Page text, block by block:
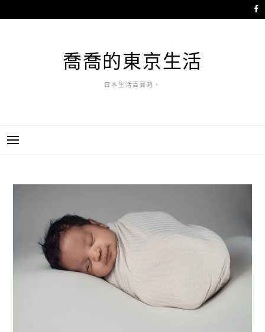
至
喬喬的東京生活
日本生活百寶箱。